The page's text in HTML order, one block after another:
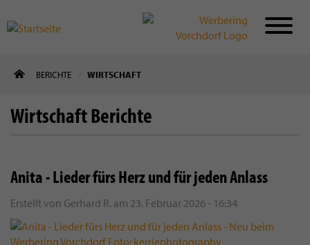
zum
BERICHTE WIRTSCHAFT
Wirtschaft Berichte
Anita - Lieder fürs Herz und für jeden Anlass
Erstellt von Gerhard R. am 23. Februar 2026 - 16:34